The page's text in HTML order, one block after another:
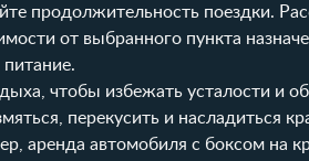
продолжительность поездки.
от выбранного пункта
чтобы избежать усталости и
перекусить и насладиться
аренда автомобиля с боксом на